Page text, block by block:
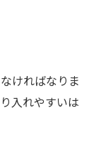
ければなりま
入れやすいは